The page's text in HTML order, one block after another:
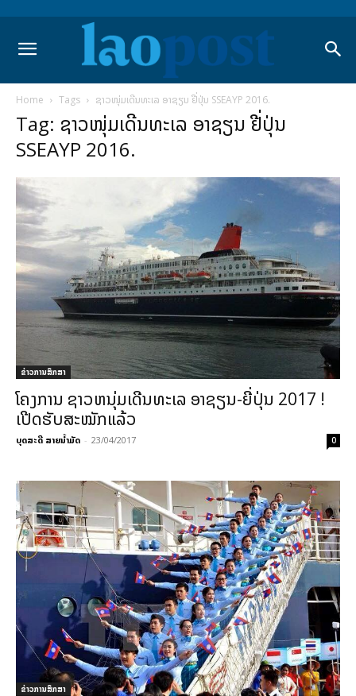
Home Tags ຊາວໜຸ່ມເດີນທະເລ ອາຊຽນ ຢີ່ປຸ່ນ SSEAYP 2016.
Tag: ຊາວໜຸ່ມເດີນທະເລ ອາຊຽນ ຢີ່ປຸ່ນ
SSEAYP 2016.
ຂ່າວການສຶກສາ
ໂຄງການ ຊາວຫນຸ່ມເດີນທະເລ ອາຊຽນ-ຍີ່ປຸ່ນ 2017 !
ເປີດຮັບສະໝັກແລ້ວ
ບຸດສະດີ ສາຍນ້ຳມັດ - 23/04/2017 0
ຂ່າວການສຶກສາ